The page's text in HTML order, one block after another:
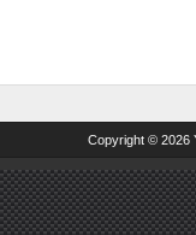
Copyright © 2026